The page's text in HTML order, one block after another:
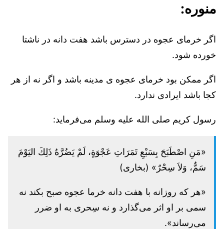
منوره:
اگر خرمای عجوه در دسترس باشد هفت دانه در ناشتا
خورده شود.
اگر ممکن بود خرمای عجوه ی مدینه باشد و اگر نه از هر
کجا باشد ایرادی ندارد.
رسول کریم صلی الله علیه وسلم می‌فرماید:
«مَنِ اصْطَبَحَ بِسَبْعِ تَمَرَاتِ عَجْوَةٍ، لَمْ يَضُرَّهُ ذَلِكَ اليَوْمَ
سَمٌّ، وَلاَ سِحْرٌ» (بخاری)
«هر که روزانه با هفت دانه خرما عجوه صبح بکند نه
سمی بر او اثر می‌گذارد و نه سِحری به او ضرر
می‌رساند».